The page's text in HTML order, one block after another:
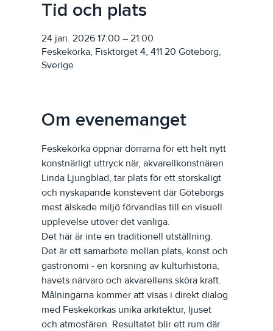
Tid och plats
24 jan. 2026 17:00 – 21:00
Feskekörka, Fisktorget 4, 411 20 Göteborg,
Sverige
Om evenemanget
Feskekörka öppnar dörrarna för ett helt nytt
konstnärligt uttryck när, akvarellkonstnären
Linda Ljungblad, tar plats för ett storskaligt
och nyskapande konstevent där Göteborgs
mest älskade miljö förvandlas till en visuell
upplevelse utöver det vanliga.
Det här är inte en traditionell utställning.
Det är ett samarbete mellan plats, konst och
gastronomi - en korsning av kulturhistoria,
havets närvaro och akvarellens sköra kraft.
Målningarna kommer att visas i direkt dialog
med Feskekörkas unika arkitektur, ljuset
och atmosfären. Resultatet blir ett rum där